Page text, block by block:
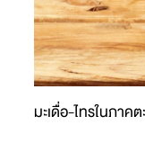
มะเดื่อ-ไทรในภาค